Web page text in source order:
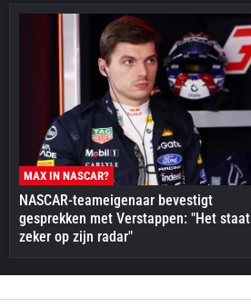
MAX IN NASCAR?
NASCAR-teameigenaar bevestigt
gesprekken met Verstappen: "Het staat
zeker op zijn radar"